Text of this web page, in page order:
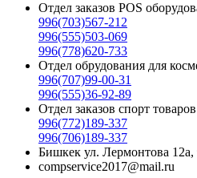
Отдел заказов POS
996(703)567-212
996(555)503-069
996(778)620-733
Отдел обрудования для
996(707)99-00-31
996(555)36-92-89
Отдел заказов спорт
996(772)189-337
996(706)189-337
Бишкек ул. Лермонтова
compservice2017@mail.ru